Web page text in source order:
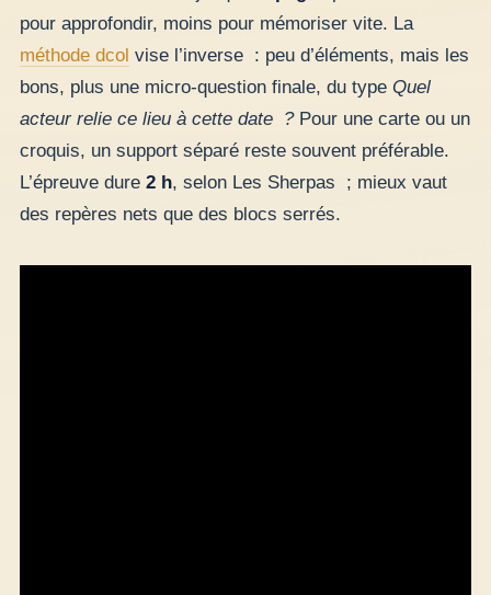
pour approfondir, moins pour mémoriser vite. La
méthode dcol vise l’inverse : peu d’éléments, mais les
bons, plus une micro-question finale, du type Quel
acteur relie ce lieu à cette date ?Pour une carte ou un
croquis, un support séparé reste souvent préférable.
L’épreuve dure 2 h, selon Les Sherpas ; mieux vaut
des repères nets que des blocs serrés.